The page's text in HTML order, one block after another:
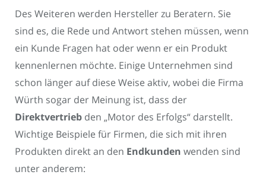
Des Weiteren werden Hersteller zu Beratern. Sie
sind es, die Rede und Antwort stehen müssen, wenn
ein Kunde Fragen hat oder wenn er ein Produkt
kennenlernen möchte. Einige Unternehmen sind
schon länger auf diese Weise aktiv, wobei die Firma
Würth sogar der Meinung ist, dass der
Direktvertrieb den „Motor des Erfolgs“ darstellt.
Wichtige Beispiele für Firmen, die sich mit ihren
Produkten direkt an den Endkunden wenden sind
unter anderem: